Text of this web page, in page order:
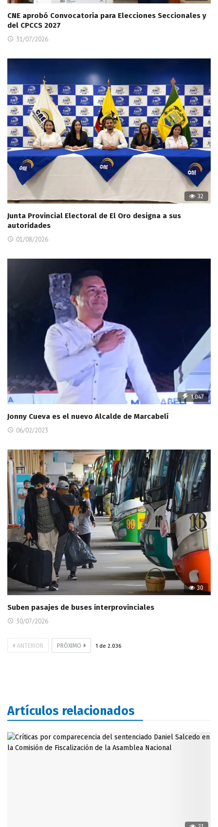
CNE aprobó Convocatoria para Elecciones Seccionales y
del CPCCS 2027
31/07/2026
32
Junta Provincial Electoral de El Oro designa a sus
autoridades
01/08/2026
1,047
Jonny Cueva es el nuevo Alcalde de Marcabelí
06/02/2023
30
Suben pasajes de buses interprovinciales
30/07/2026
ANTERIOR PRÓXIMO 1 de 2.036
Artículos relacionados